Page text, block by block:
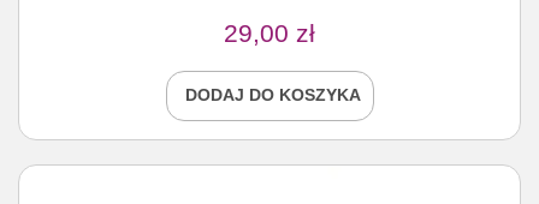
29,00 zł
DODAJ DO KOSZYKA